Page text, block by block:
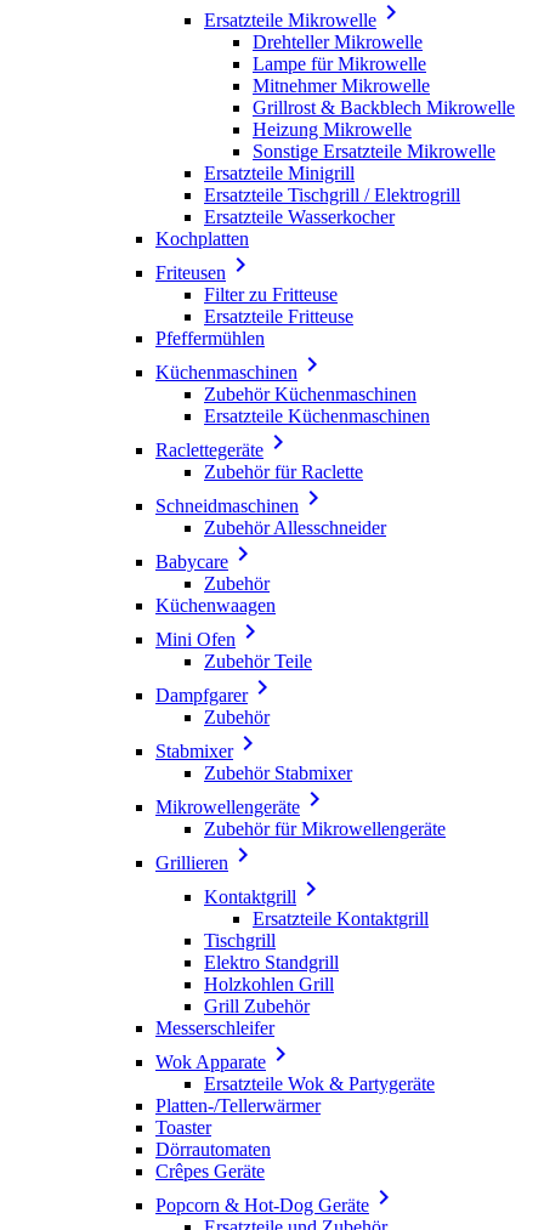
Ersatzteile Mikrowelle 
Drehteller Mikrowelle
Lampe für Mikrowelle
Mitnehmer Mikrowelle
Grillrost & Backblech Mikrowelle
Heizung Mikrowelle
Sonstige Ersatzteile Mikrowelle
Ersatzteile Minigrill
Ersatzteile Tischgrill / Elektrogrill
Ersatzteile Wasserkocher
Kochplatten
Friteusen 
Filter zu Fritteuse
Ersatzteile Fritteuse
Pfeffermühlen
Küchenmaschinen 
Zubehör Küchenmaschinen
Ersatzteile Küchenmaschinen
Raclettegeräte 
Zubehör für Raclette
Schneidmaschinen 
Zubehör Allesschneider
Babycare 
Zubehör
Küchenwaagen
Mini Ofen 
Zubehör Teile
Dampfgarer
Zubehör
Stabmixer
Zubehör Stabmixer
Mikrowellengeräte 
Zubehör für Mikrowellengeräte
Grillieren 
Kontaktgrill 
Ersatzteile Kontaktgrill
Tischgrill
Elektro Standgrill
Holzkohlen Grill
Grill Zubehör
Messerschleifer
Wok Apparate 
Ersatzteile Wok & Partygeräte
Platten-/Tellerwärmer
Toaster
Dörrautomaten
Crêpes Geräte
Popcorn & Hot-Dog Geräte 